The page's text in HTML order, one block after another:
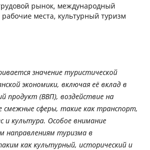
рынок, международный
рабочие места, культурный туризм
значение туристической
экономики, включая её вклад в
продукт(ВВП), воздействие на
смежные сферы, такие как транспорт,
и культура. Особое внимание
направлениям туризма в
как культурный, исторический и